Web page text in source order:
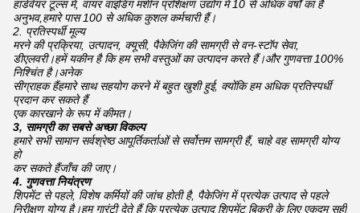
हार्डवेयर टूल्स में, वायर वाइंडिंग मशीन प्रशिक्षण उद्योग में 10 से अधिक वर्षों का है
अनुभव,हमारे पास 100 से अधिक कुशल कर्मचारी हैं।
2. प्रतिस्पर्धी मूल्य
मरने की प्रक्रिया, उत्पादन, क्यूसी, पैकेजिंग की सामग्री से वन-स्टॉप सेवा,
डीएलवरी।हमें यकीन है कि हम सभी वस्तुओं का उत्पादन करते हैं।और गुणवत्ता 100%
निश्चिंत है।अनेक
सीग्राहक हैंहमारे साथ सहयोग करने में बहुत खुशी हुई, क्योंकि हम अधिक प्रतिस्पर्धी
प्रदान कर सकते हैं
एक कारखाने के रूप में कीमत।
3, सामग्री का सबसे अच्छा विकल्प
हमारे सभी सामान सर्वश्रेष्ठ आपूर्तिकर्ताओं से सर्वोत्तम सामग्री हैं, चाहे वह सामग्री योग्य
हो
कर सकते हैंजाँच की जाए।
4. गुणवत्ता नियंत्रण
शिपमेंट से पहले, विशेष कर्मियों की जांच होती है, पैकेजिंग में प्रत्येक उत्पाद से पहले
निरीक्षण योग्य है।हम गारंटी देते हैं कि प्रत्येक उत्पाद शिपमेंट बिक्री के लिए एकदम सही